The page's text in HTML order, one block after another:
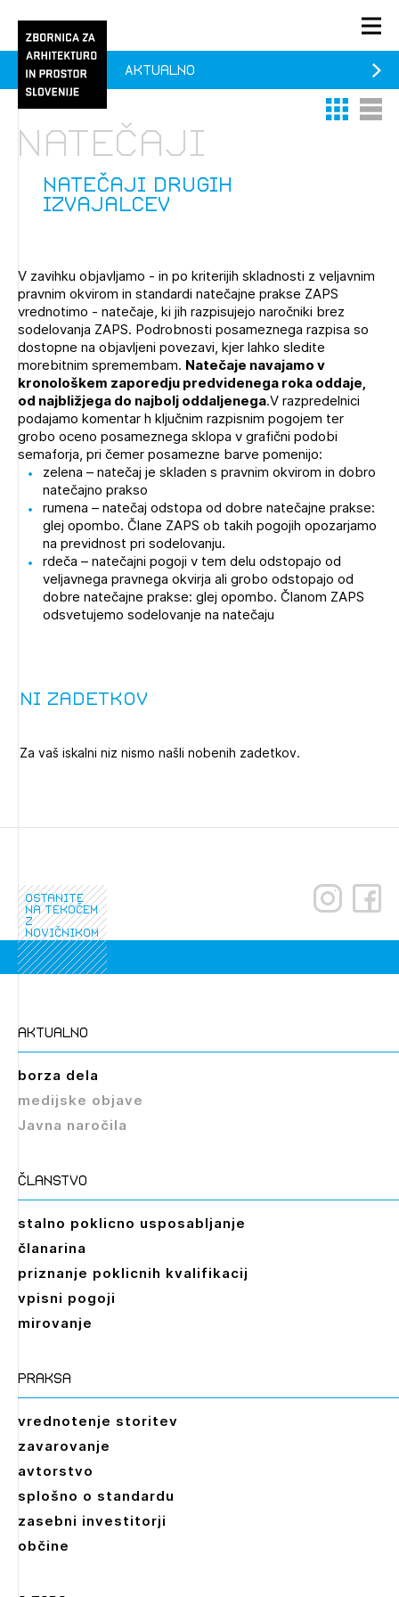
PRIJAVA
KONTAKT
Aktualno
Članstvo
O ZAPS
PRIJAVITE SE REGISTRIRAJTE SE
1/1
Pozdravljeni
PRIJAVITE SE
POZABLJENO GESLO
REGISTRIRAJTE SE
Thumbnail
List
natečaji drugih
izvajalcev
Natečaji
V zavihku objavljamo - in po kriterijih skladnosti z veljavnim
pravnim okvirom in standardi natečajne prakse ZAPS
vrednotimo - natečaje, ki jih razpisujejo naročniki brez
sodelovanja ZAPS. Podrobnosti posameznega razpisa so
dostopne na objavljeni povezavi, kjer lahko sledite
morebitnim spremembam. Natečaje navajamo v
kronološkem zaporedju predvidenega roka oddaje,
od najbližjega do najbolj oddaljenega.V razpredelnici
podajamo komentar h ključnim razpisnim pogojem ter
grobo oceno posameznega sklopa v grafični podobi
semaforja, pri čemer posamezne barve pomenijo:
zelena – natečaj je skladen s pravnim okvirom in dobro
natečajno prakso
rumena – natečaj odstopa od dobre natečajne prakse:
glej opombo. Člane ZAPS ob takih pogojih opozarjamo
na previdnost pri sodelovanju.
rdeča – natečajni pogoji v tem delu odstopajo od
veljavnega pravnega okvirja ali grobo odstopajo od
dobre natečajne prakse: glej opombo. Članom ZAPS
odsvetujemo sodelovanje na natečaju
Aktualno
Ni zadetkov
Za vaš iskalni niz nismo našli nobenih zadetkov.
ostanite
na tekočem
z
novičnikom
aktualno
borza dela
medijske objave
Javna naročila
članstvo
stalno poklicno usposabljanje
članarina
priznanje poklicnih kvalifikacij
vpisni pogoji
mirovanje
praksa
vrednotenje storitev
zavarovanje
avtorstvo
splošno o standardu
zasebni investitorji
občine
1/2
Prijava na novičnik
Novičnike vam bomo pošiljali na vaš elektronski naslov.
Mesečni novičnik
Novičnik izobraževanj
Novičnik natečajev
Tedenski novičnik javnih naročil
Dnevne medijske objave
NAPREJ